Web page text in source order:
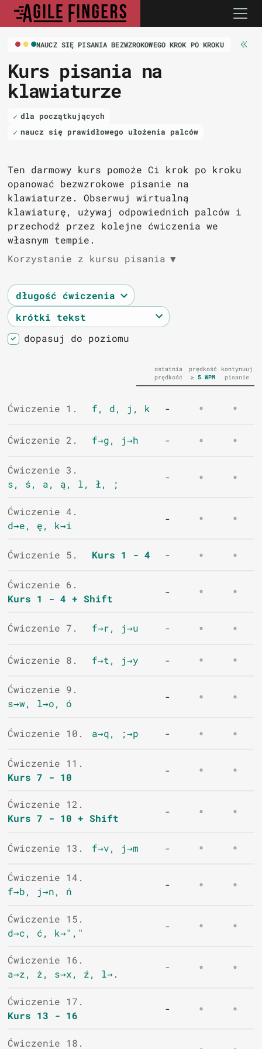
NAUCZ SIĘ PISANIA BEZWZROKOWEGO KROK PO KROKU
Kurs pisania na
klawiaturze
dla początkujących
naucz się prawidłowego ułożenia palców
Ten darmowy kurs pomoże Ci krok po kroku
opanować bezwzrokowe pisanie na
klawiaturze. Obserwuj wirtualną
klawiaturę, używaj odpowiednich palców i
przechodź przez kolejne ćwiczenia we
własnym tempie.
Korzystanie z kursu pisania ▼
dopasuj do poziomu
ostatnia
prędkość
prędkość
≥ 5 WPM
kontynuuj
pisanie
Ćwiczenie 1. f, d, j, k -
Ćwiczenie 2. f→g, j→h -
Ćwiczenie 3.
s, ś, a, ą, l, ł, ;
-
Ćwiczenie 4.
d→e, ę, k→i
-
Ćwiczenie 5. Kurs 1 - 4 -
Ćwiczenie 6.
Kurs 1 - 4 + Shift
-
Ćwiczenie 7. f→r, j→u -
Ćwiczenie 8. f→t, j→y -
Ćwiczenie 9.
s→w, l→o, ó
-
Ćwiczenie 10. a→q, ;→p -
Ćwiczenie 11.
Kurs 7 - 10
-
Ćwiczenie 12.
Kurs 7 - 10 + Shift
-
Ćwiczenie 13. f→v, j→m -
Ćwiczenie 14.
f→b, j→n, ń
-
Ćwiczenie 15.
d→c, ć, k→","
-
Ćwiczenie 16.
a→z, ż, s→x, ź, l→.
-
Ćwiczenie 17.
Kurs 13 - 16
-
Ćwiczenie 18.